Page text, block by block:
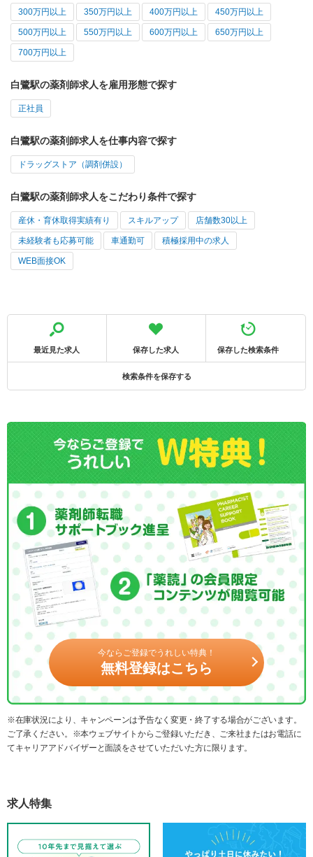
300万円以上 350万円以上 400万円以上 450万円以上
500万円以上 550万円以上 600万円以上 650万円以上
700万円以上
白鷺駅の薬剤師求人を雇用形態で探す
正社員
白鷺駅の薬剤師求人を仕事内容で探す
ドラッグストア（調剤併設）
白鷺駅の薬剤師求人をこだわり条件で探す
産休・育休取得実績有り スキルアップ 店舗数30以上
未経験者も応募可能 車通勤可 積極採用中の求人
WEB面接OK
最近見た求人 保存した求人 保存した検索条件
検索条件を保存する
今ならご登録でうれしい特典！
無料登録はこちら
※在庫状況により、キャンペーンは予告なく変更・終了する場合がございます。
ご了承ください。※本ウェブサイトからご登録いただき、ご来社またはお電話に
てキャリアアドバイザーと面談をさせていただいた方に限ります。
求人特集